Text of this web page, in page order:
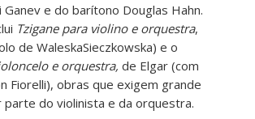
e do barítono Douglas Hahn.
Tzigane para violino e orquestra,
de WaleskaSieczkowska) e o
e orquestra, de Elgar (com
Fiorelli), obras que exigem grande
do violinista e da orquestra.